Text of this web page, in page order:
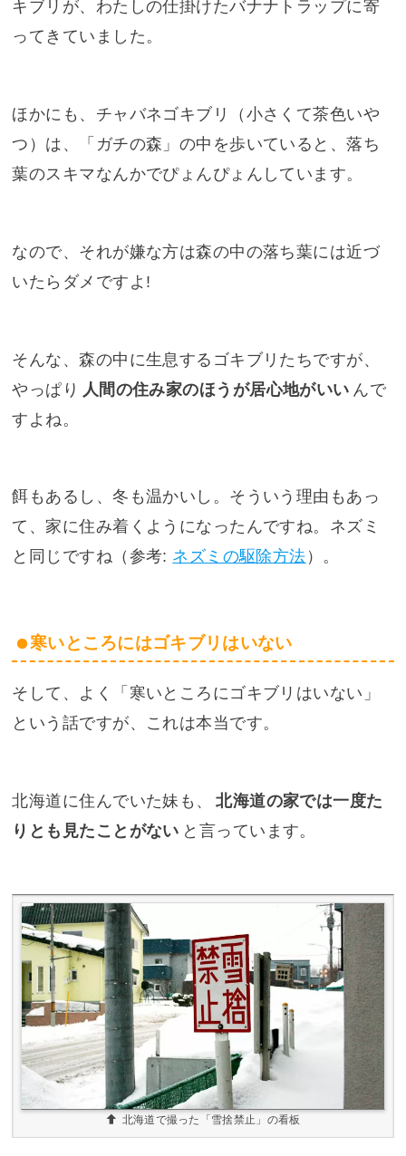
キブリが、わたしの仕掛けたバナナトラップに寄
ってきていました。
ほかにも、チャバネゴキブリ（小さくて茶色いや
つ）は、「ガチの森」の中を歩いていると、落ち
葉のスキマなんかでぴょんぴょんしています。
なので、それが嫌な方は森の中の落ち葉には近づ
いたらダメですよ!
そんな、森の中に生息するゴキブリたちですが、
やっぱり 人間の住み家のほうが居心地がいい んで
すよね。
餌もあるし、冬も温かいし。そういう理由もあっ
て、家に住み着くようになったんですね。ネズミ
と同じですね（参考: ネズミの駆除方法 ）。
寒いところにはゴキブリはいない
そして、よく「寒いところにゴキブリはいない」
という話ですが、これは本当です。
北海道に住んでいた妹も、
北海道の家では一度た
りとも見たことがない と言っています。
北海道で撮った「雪捨禁止」の看板